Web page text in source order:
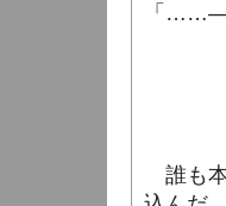
「
誰も